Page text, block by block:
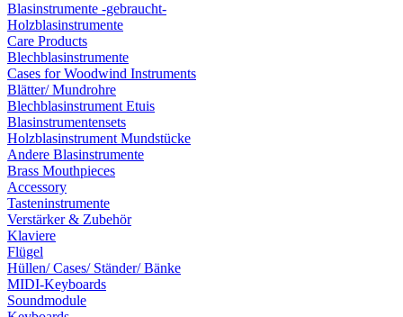
Blasinstrumente -gebraucht-
Holzblasinstrumente
Care Products
Blechblasinstrumente
Cases for Woodwind Instruments
Blätter/ Mundrohre
Blechblasinstrument Etuis
Blasinstrumentensets
Holzblasinstrument Mundstücke
Andere Blasinstrumente
Brass Mouthpieces
Accessory
Tasteninstrumente
Verstärker & Zubehör
Klaviere
Flügel
Hüllen/ Cases/ Ständer/ Bänke
MIDI-Keyboards
Soundmodule